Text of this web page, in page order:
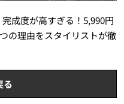
成度が高すぎる！5,990円
の理由をスタイリストが徹
る